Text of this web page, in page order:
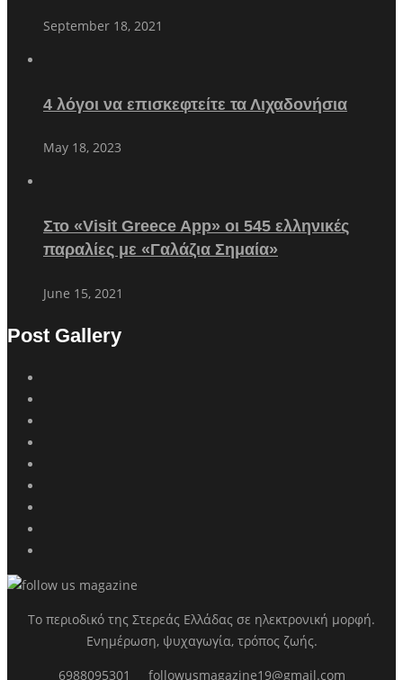
September 18, 2021
4 λόγοι να επισκεφτείτε τα Λιχαδονήσια
May 18, 2023
Στο «Visit Greece App» οι 545 ελληνικές
παραλίες με «Γαλάζια Σημαία»
June 15, 2021
Post Gallery
Το περιοδικό της Στερεάς Ελλάδας σε ηλεκτρονική μορφή.
Ενημέρωση, ψυχαγωγία, τρόπος ζωής.
6988095301 followusmagazine19@gmail.com